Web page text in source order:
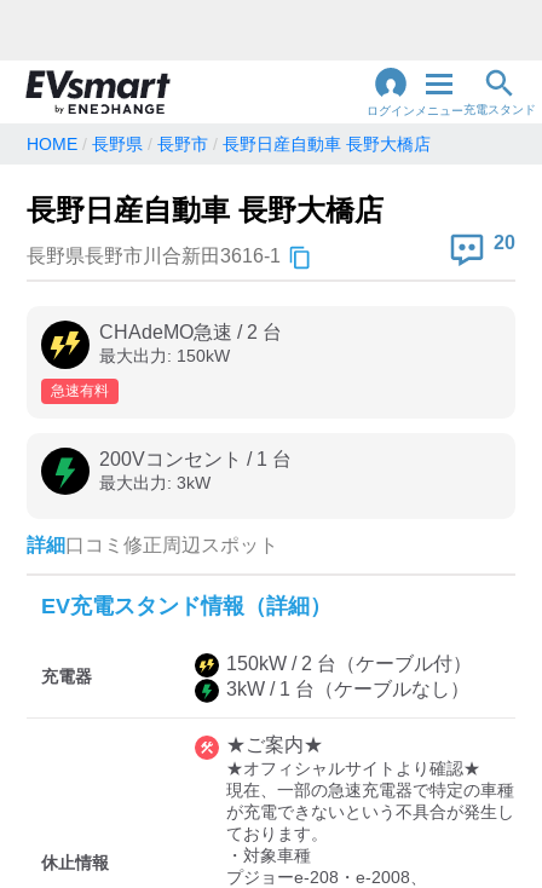
ログイン メニュー充電スタンド
地名・観光スポット・住所で検索
充電器の種類
急速充電器のみ表示
高速道路上のみ表示
認証システム
EV充電エネチェンジ
三菱ディーラーを表示
日産ディーラーを表示
中速-20kW-以上 急速-44kW-以上
HOME 長野県 長野市 長野日産自動車 長野大橋店
長野日産自動車 長野大橋店
長野県長野市川合新田3616-1
20
CHAdeMO急速 / 2 台
最大出力: 150kW
急速有料
200Vコンセント / 1 台
最大出力: 3kW
詳細口コミ 修正周辺スポット
EV充電スタンド情報（詳細）
充電器
150kW / 2 台
（ケーブル付）
3kW / 1 台 （ケーブルなし）
休止情報
★ご案内★
★オフィシャルサイトより確認★
現在、一部の急速充電器で特定の車種
が充電できないという不具合が発生し
ております。
・対象車種
プジョーe-208・e-2008、